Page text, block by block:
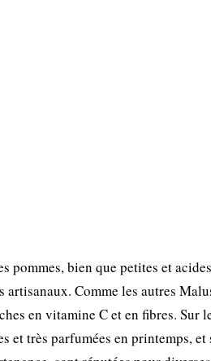
pommes, bien que petites et
Comme les autres
en vitamine C et en fibres. Sur
et très parfumées en printemps, et